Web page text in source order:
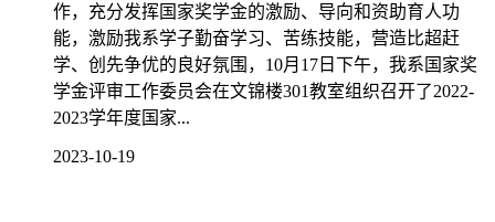
作，充分发挥国家奖学金的激励、导向和资助育人功
能，激励我系学子勤奋学习、苦练技能，营造比超赶
学、创先争优的良好氛围，10月17日下午，我系国家奖
学金评审工作委员会在文锦楼301教室组织召开了2022-
2023学年度国家...
2023-10-19